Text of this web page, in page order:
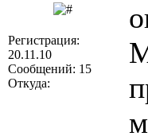
Регистрация:
20.11.10
Сообщений: 15
Откуда: